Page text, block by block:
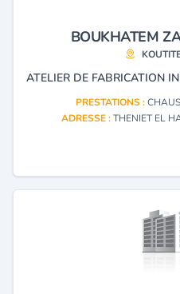
BOUKHATEM
PRESTATIONS :
ADRESSE :THENIET EL